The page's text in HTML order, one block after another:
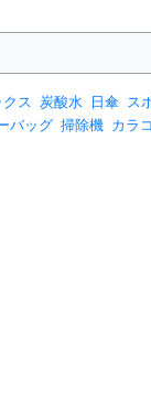
ス 炭酸水 日傘 ス
バッグ 掃除機 カラ